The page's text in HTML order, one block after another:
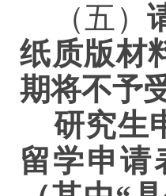
（五）
纸质版材
期将不予
研究生
留学申请